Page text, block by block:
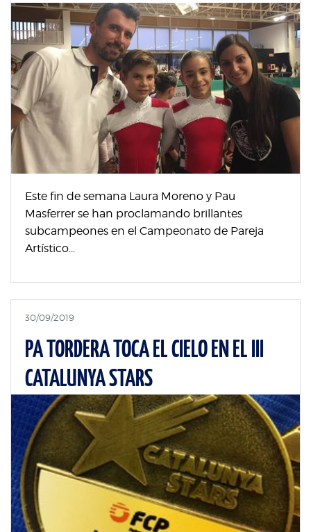
Este fin de semana Laura Moreno y Pau
Masferrer se han proclamando brillantes
subcampeones en el Campeonato de Pareja
Artístico...
30/09/2019
PA TORDERA TOCA EL CIELO EN EL III
CATALUNYA STARS